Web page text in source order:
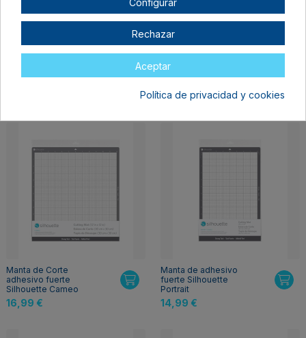
Manta de corte para
Silhouette Cameo
16,99 €
Manta de Corte
adhesivo fuerte
Silhouette Cameo
16,99 €
Manta de adhesivo
fuerte Silhouette
Portrait
14,99 €
Rechazar
Aceptar
Política de privacidad y cookies